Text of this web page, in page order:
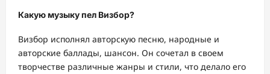
Какую музыку пел Визбор?
Визбор исполнял авторскую песню, народные и
авторские баллады, шансон. Он сочетал в своем
творчестве различные жанры и стили, что делало его